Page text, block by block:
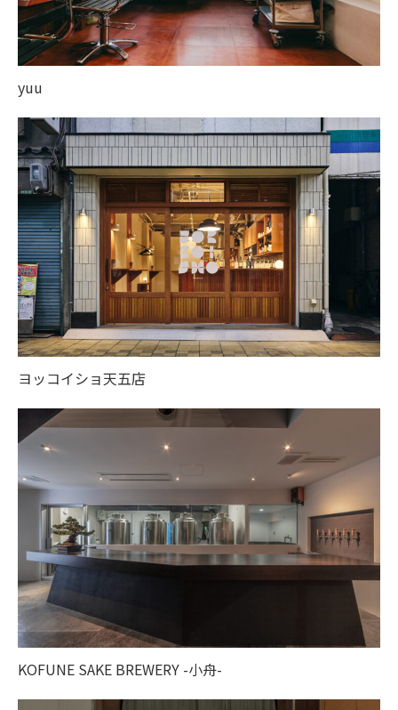
yuu
ヨッコイショ天五店
KOFUNE SAKE BREWERY -小舟-